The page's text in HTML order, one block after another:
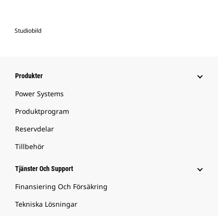
Studiobild
Produkter
Power Systems
Produktprogram
Reservdelar
Tillbehör
Tjänster Och Support
Finansiering Och Försäkring
Tekniska Lösningar